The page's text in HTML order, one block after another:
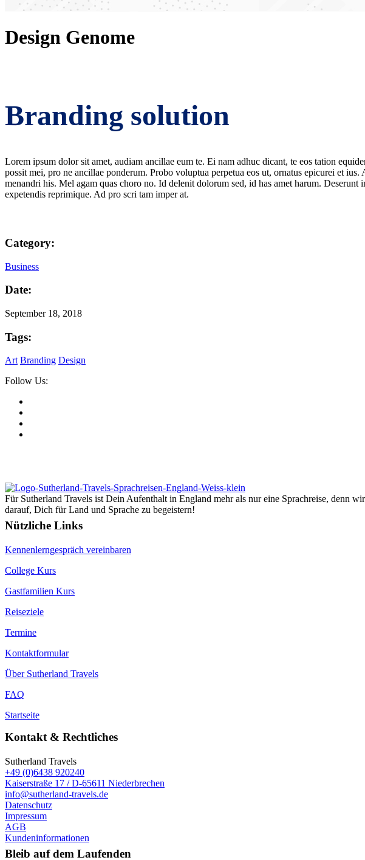
Design Genome
Branding solution
Lorem ipsum dolor sit amet, audiam ancillae eum te. Ei nam adhuc dicant, te eos tation
possit mei, pro ne ancillae ponderum. Probo voluptua perpetua eos ut, ornatus epicurei et
menandri his. Mel agam quas choro no. Id delenit dolorum sed, id has amet harum.
expetendis reprimique. Ad pro scri tam imper at.
Category:
Business
Date:
September 18, 2018
Tags:
Art Branding Design
Follow Us:
Für Sutherland Travels ist Dein Aufenthalt in England mehr als nur eine Sprachreise, denn
darauf, Dich für Land und Sprache zu begeistern!
Nützliche Links
Kennenlerngespräch vereinbaren
College Kurs
Gastfamilien Kurs
Reiseziele
Termine
Kontaktformular
Über Sutherland Travels
FAQ
Startseite
Kontakt & Rechtliches
Sutherland Travels
+49 (0)6438 920240
Kaiserstraße 17 / D-65611 Niederbrechen
info@sutherland-travels.de
Datenschutz
Impressum
AGB
Kundeninformationen
Bleib auf dem Laufenden